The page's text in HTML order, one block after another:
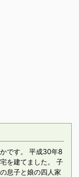
です。 平成30年8
を建てました。 子
息子と娘の四人家